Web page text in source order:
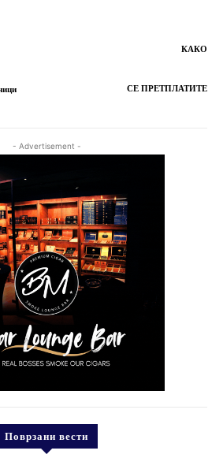
КАКО
СЕ ПРЕТПЛАТИТЕ
- Advertisement -
Поврзани вести